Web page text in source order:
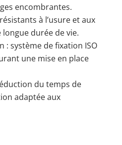
encombrantes.
à l’usure et aux
durée de vie.
: système de fixation ISO
une mise en place
du temps de
adaptée aux